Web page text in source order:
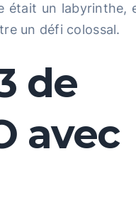
était un labyrinthe,
un défi colossal.
de
avec